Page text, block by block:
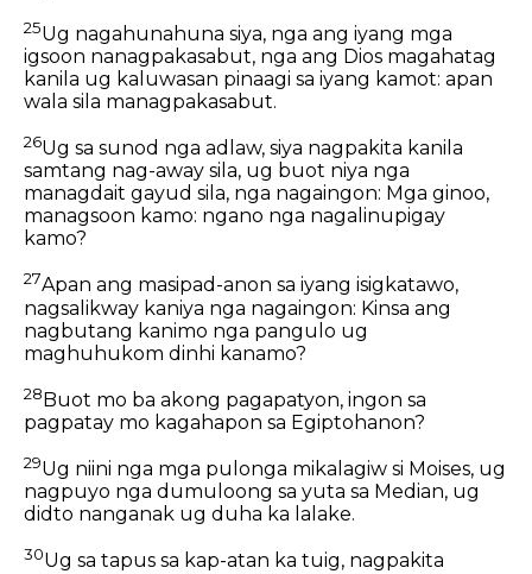
25Ug nagahunahuna siya, nga ang iyang mga
igsoon nanagpakasabut, nga ang Dios magahatag
kanila ug kaluwasan pinaagi sa iyang kamot: apan
wala sila managpakasabut.
26Ug sa sunod nga adlaw, siya nagpakita kanila
samtang nag-away sila, ug buot niya nga
managdait gayud sila, nga nagaingon: Mga ginoo,
managsoon kamo: ngano nga nagalinupigay
kamo?
27Apan ang masipad-anon sa iyang isigkatawo,
nagsalikway kaniya nga nagaingon: Kinsa ang
nagbutang kanimo nga pangulo ug
maghuhukom dinhi kanamo?
28Buot mo ba akong pagapatyon, ingon sa
pagpatay mo kagahapon sa Egiptohanon?
29Ug niini nga mga pulonga mikalagiw si Moises, ug
nagpuyo nga dumuloong sa yuta sa Median, ug
didto nanganak ug duha ka lalake.
30Ug sa tapus sa kap-atan ka tuig, nagpakita